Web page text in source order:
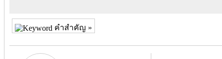
คำสำคัญ »